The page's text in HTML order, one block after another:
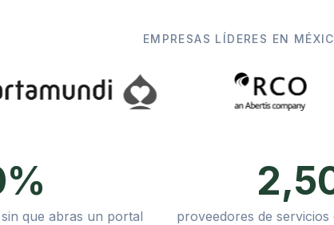
EMPRESAS LÍDERES EN
que abras un portal proveedores de